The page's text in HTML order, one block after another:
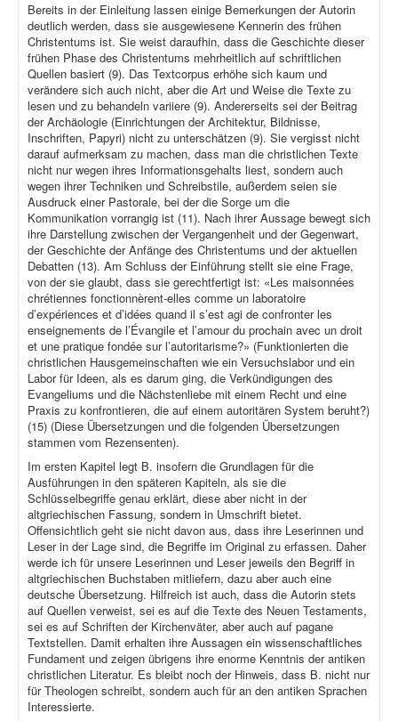
Bereits in der Einleitung lassen einige Bemerkungen der Autorin
deutlich werden, dass sie ausgewiesene Kennerin des frühen
Christentums ist. Sie weist daraufhin, dass die Geschichte dieser
frühen Phase des Christentums mehrheitlich auf schriftlichen
Quellen basiert (9). Das Textcorpus erhöhe sich kaum und
verändere sich auch nicht, aber die Art und Weise die Texte zu
lesen und zu behandeln variiere (9). Andererseits sei der Beitrag
der Archäologie (Einrichtungen der Architektur, Bildnisse,
Inschriften, Papyri) nicht zu unterschätzen (9). Sie vergisst nicht
darauf aufmerksam zu machen, dass man die christlichen Texte
nicht nur wegen ihres Informationsgehalts liest, sondern auch
wegen ihrer Techniken und Schreibstile, außerdem seien sie
Ausdruck einer Pastorale, bei der die Sorge um die
Kommunikation vorrangig ist (11). Nach ihrer Aussage bewegt sich
ihre Darstellung zwischen der Vergangenheit und der Gegenwart,
der Geschichte der Anfänge des Christentums und der aktuellen
Debatten (13). Am Schluss der Einführung stellt sie eine Frage,
von der sie glaubt, dass sie gerechtfertigt ist: «Les maisonnées
chrétiennes fonctionnèrent-elles comme un laboratoire
d’expériences et d’idées quand il s’est agi de confronter les
enseignements de l’Évangile et l’amour du prochain avec un droit
et une pratique fondée sur l’autoritarisme?» (Funktionierten die
christlichen Hausgemeinschaften wie ein Versuchslabor und ein
Labor für Ideen, als es darum ging, die Verkündigungen des
Evangeliums und die Nächstenliebe mit einem Recht und eine
Praxis zu konfrontieren, die auf einem autoritären System beruht?)
(15) (Diese Übersetzungen und die folgenden Übersetzungen
stammen vom Rezensenten).
Im ersten Kapitel legt B. insofern die Grundlagen für die
Ausführungen in den späteren Kapiteln, als sie die
Schlüsselbegriffe genau erklärt, diese aber nicht in der
altgriechischen Fassung, sondern in Umschrift bietet.
Offensichtlich geht sie nicht davon aus, dass ihre Leserinnen und
Leser in der Lage sind, die Begriffe im Original zu erfassen. Daher
werde ich für unsere Leserinnen und Leser jeweils den Begriff in
altgriechischen Buchstaben mitliefern, dazu aber auch eine
deutsche Übersetzung. Hilfreich ist auch, dass die Autorin stets
auf Quellen verweist, sei es auf die Texte des Neuen Testaments,
sei es auf Schriften der Kirchenväter, aber auch auf pagane
Textstellen. Damit erhalten ihre Aussagen ein wissenschaftliches
Fundament und zeigen übrigens ihre enorme Kenntnis der antiken
christlichen Literatur. Es bleibt noch der Hinweis, dass B. nicht nur
für Theologen schreibt, sondern auch für an den antiken Sprachen
Interessierte.